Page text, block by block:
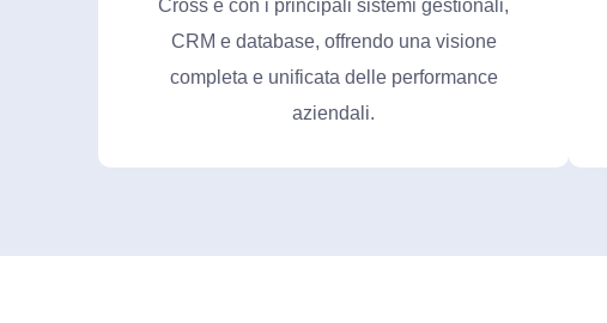
Cross e con i principali sistemi gestionali,
CRM e database, offrendo una visione
completa e unificata delle performance
aziendali.